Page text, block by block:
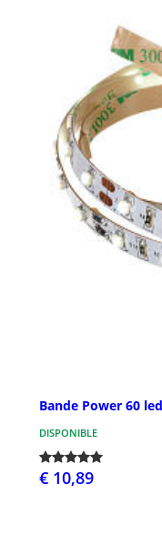
Bande Power 60
DISPONIBLE
€ 10,89